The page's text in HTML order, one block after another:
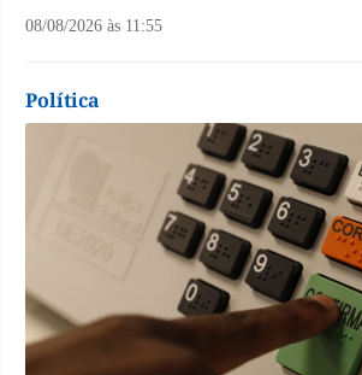
08/08/2026 às 11:55
Política